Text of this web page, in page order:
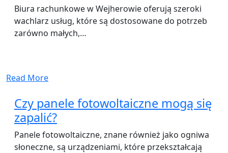
Biura rachunkowe w Wejherowie oferują szeroki
wachlarz usług, które są dostosowane do potrzeb
zarówno małych,…
Read More
Czy panele fotowoltaiczne mogą się
zapalić?
Panele fotowoltaiczne, znane również jako ogniwa
słoneczne, są urządzeniami, które przekształcają